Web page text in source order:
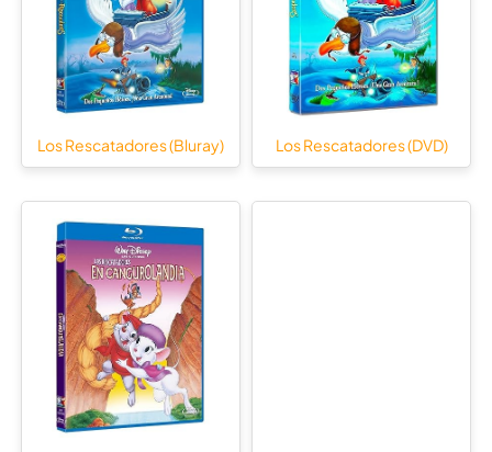
Los Rescatadores (Bluray) Los Rescatadores (DVD)